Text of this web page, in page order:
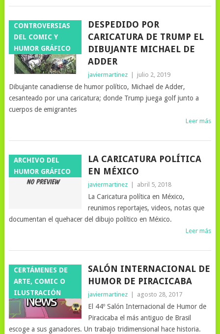
CONTROVERSIAS
DEL COMIC Y
HUMOR GRÁFICO
DESPEDIDO POR
CARICATURA DE TRUMP EL
DIBUJANTE MICHAEL DE
ADDER
javiermartinez julio 2, 2019
Dibujante canadiense de humor político, Michael de Adder,
cesanteado por una caricatura; donde Trump juega golf junto a
cuerpos de emigrantes
Leer más
ARCHIVO DEL
HUMOR GRÁFICO
LA CARICATURA POLÍTICA
EN MÉXICO
javiermartinez abril 5, 2018
La Caricatura política en México,
reunimos reportajes, videos, notas que
documentan el quehacer del dibujo político en México.
Leer más
CERTÁMENES DE
ARTE, COMIC O
ILUSTRACIÓN
SALÓN INTERNACIONAL DE
HUMOR DE PIRACICABA
javiermartinez agosto 28, 2017
El 44º Salón Internacional de Humor de
Piracicaba el más antiguo de Brasil
escoge a sus ganadores. Un trabajo tridimensional hace historia.